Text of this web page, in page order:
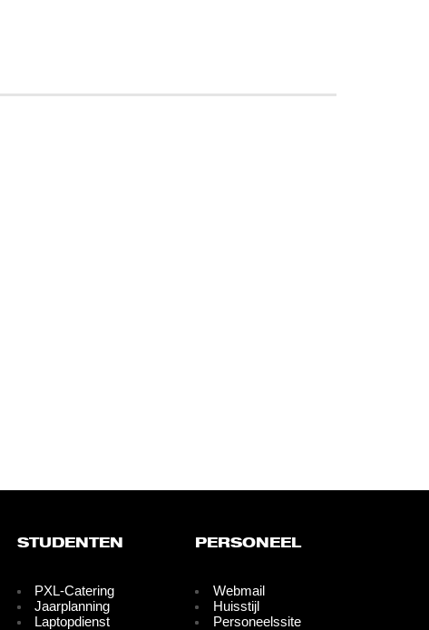
STUDENTEN
PXL-Catering
Jaarplanning
Laptopdienst
PERSONEEL
Webmail
Huisstijl
Personeelssite